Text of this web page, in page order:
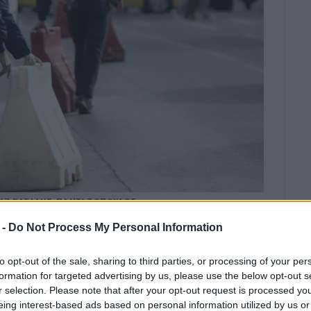
Do Not Process My Personal Information
opt-out of the sale, sharing to third parties, or processing of your
for targeted advertising by us, please use the below opt-out
selection. Please note that after your opt-out request is processed
interest-based ads based on personal information utilized by us
ΒΑΣΙΛΗΣ ΠΑΝΤΑΖΟΠΟΥΛΟΣ
να τεθούν σε ισχύ στο διάστημα 18- 19 και 22- 23
της ταινίας «Marble Hall Murders» Ειδικότερα:
χρονικό διάστημα 18/05/2025 και ώρα 08:00΄ έως